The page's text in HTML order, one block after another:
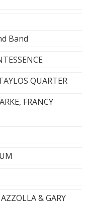
Band
QUARTER
FRANCY
& GARY